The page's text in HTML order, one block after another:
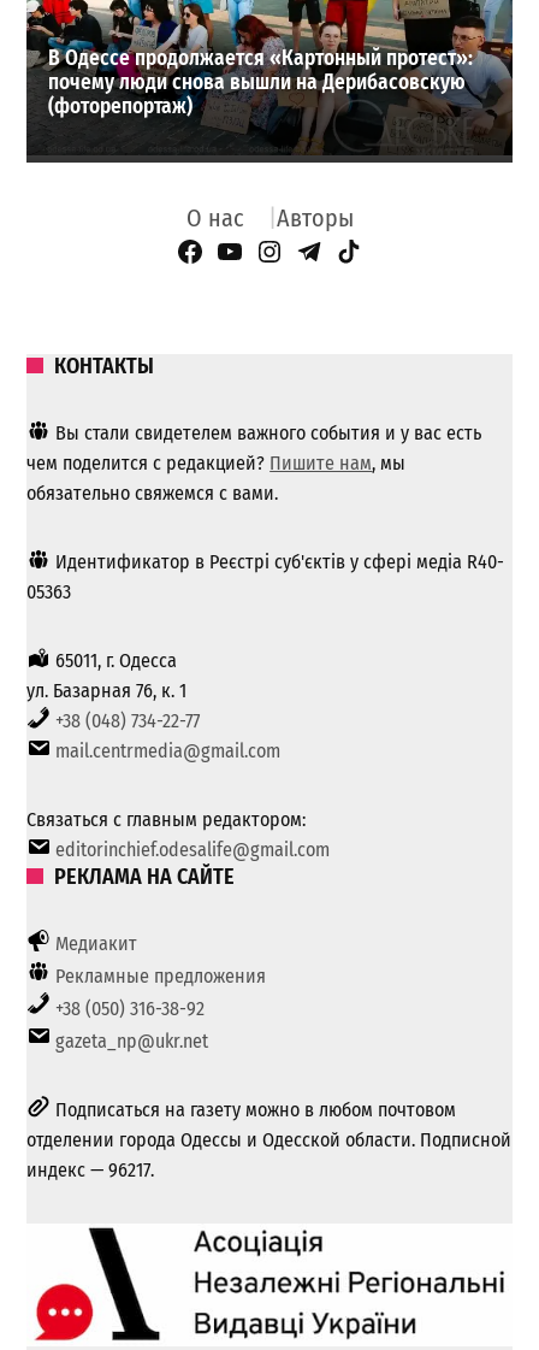
В Одессе продолжается «Картонный протест»:
почему люди снова вышли на Дерибасовскую
(фоторепортаж)
О нас Авторы
Facebook Page
YouTube
Instagram
Telegram
TikTok
КОНТАКТЫ
Вы стали свидетелем важного события и у вас есть
чем поделится с редакцией? Пишите нам, мы
обязательно свяжемся с вами.
Идентификатор в Реєстрі суб'єктів у сфері медіа R40-
05363
65011, г. Одесса
ул. Базарная 76, к. 1
+38 (048) 734-22-77
mail.centrmedia@gmail.com
Связаться с главным редактором:
editorinchief.odesalife@gmail.com
РЕКЛАМА НА САЙТЕ
Медиакит
Рекламные предложения
+38 (050) 316-38-92
gazeta_np@ukr.net
Подписаться на газету можно в любом почтовом
отделении города Одессы и Одесской области. Подписной
индекс — 96217.